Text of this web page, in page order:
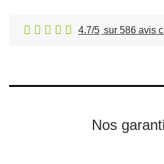
4.7/5 sur 586 avis
Nos